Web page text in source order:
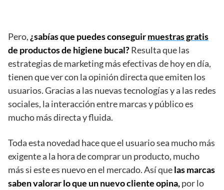
Pero, ¿sabías que puedes conseguirmuestras gratis
de productos de higiene bucal?Resulta que las
estrategias de marketing más efectivas de hoy en día,
tienen que ver con la opinión directa que emiten los
usuarios. Gracias a las nuevas tecnologías y a las redes
sociales, la interacción entre marcas y público es
mucho más directa y fluida.
Toda esta novedad hace que el usuario sea mucho más
exigente a la hora de comprar un producto, mucho
más si este es nuevo en el mercado. Así quelas marcas
saben valorar lo que un nuevo cliente opina,por lo